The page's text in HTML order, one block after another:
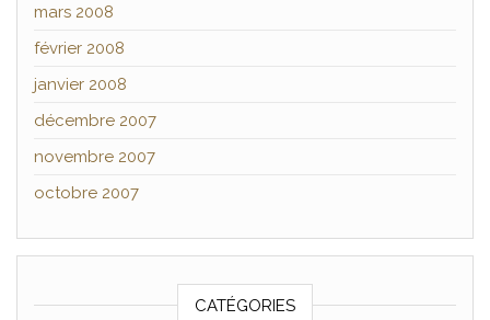
mars 2008
février 2008
janvier 2008
décembre 2007
novembre 2007
octobre 2007
CATÉGORIES